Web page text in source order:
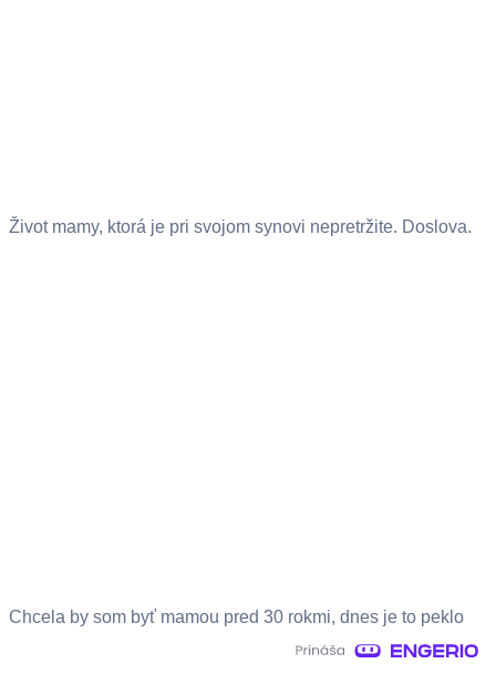
Život mamy, ktorá je pri svojom synovi nepretržite. Doslova.
Chcela by som byť mamou pred 30 rokmi, dnes je to peklo